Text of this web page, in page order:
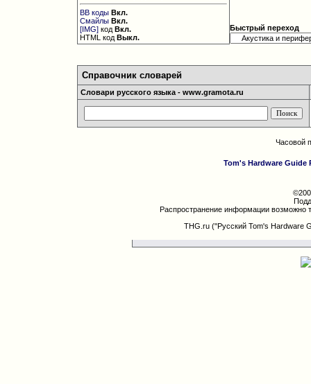
BB коды Вкл.
Смайлы Вкл.
[IMG] кодВкл.
HTML кодВыкл.
Быстрый переход
Справочник словарей
Словари русского языка - www.gramota.ru
Часовой
Tom's Hardware Guide
Распространение информации возможно
THG.ru ("Русский Tom's Hardware